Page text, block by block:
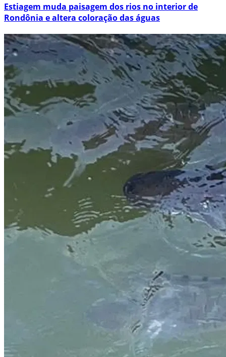
Estiagem muda paisagem dos rios no interior de
Rondônia e altera coloração das águas